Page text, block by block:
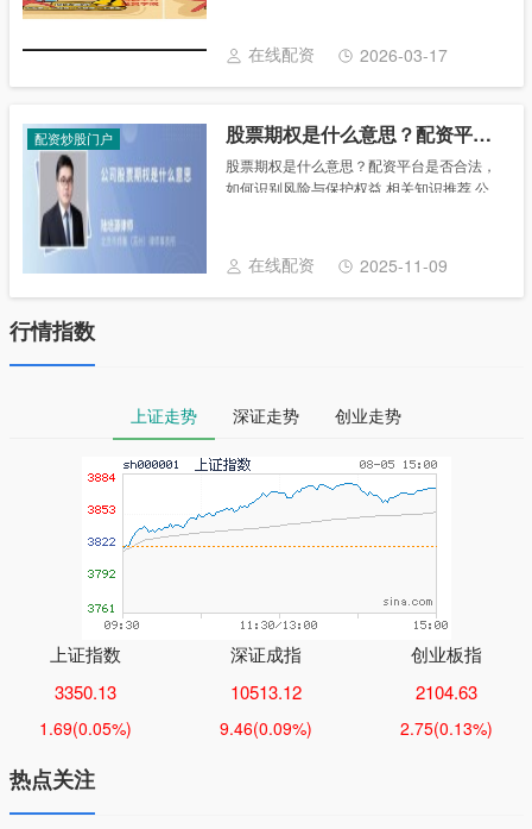
督管理总局青岛监管局、青岛大学、青岛日
报报业......
在线配资 2026-03-17
配资炒股门户 股票期权是什么意思？配资平台是否合法，如何识别风险与保护权益
股票期权是什么意思？配资平台是否合法，
如何识别风险与保护权益 相关知识推荐 公
管理人员和技术骨干在一定期限内以一种事
先约......
在线配资 2025-11-09
行情指数
上证走势 深证走势 创业走势
上证指数
3350.13
1.69(0.05%)
深证成指
10513.12
9.46(0.09%)
创业板指
2104.63
2.75(0.13%)
热点关注